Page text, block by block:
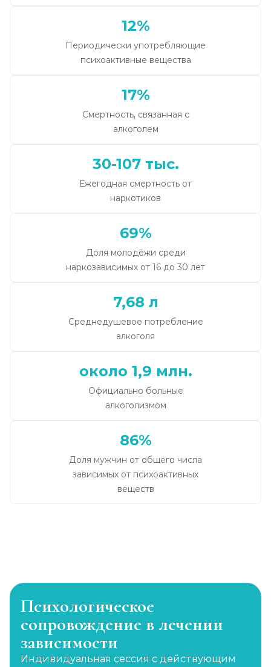
12%
Периодически употребляющие
психоактивные вещества
17%
Смертность, связанная с
алкоголем
30-107 тыс.
Ежегодная смертность от
наркотиков
69%
Доля молодёжи среди
наркозависимых от 16 до 30 лет
7,68 л
Среднедушевое потребление
алкоголя
около 1,9 млн.
Официально больные
алкоголизмом
86%
Доля мужчин от общего числа
зависимых от психоактивных
веществ
Психологическое
сопровождение в лечении
зависимости
Индивидуальная сессия с действующим